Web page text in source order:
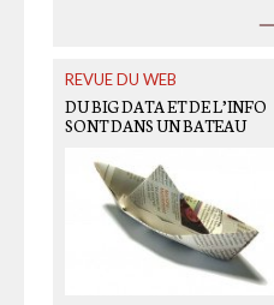
REVUE DU WEB
DU BIG DATA ET DE L’INFO
SONT DANS UN BATEAU